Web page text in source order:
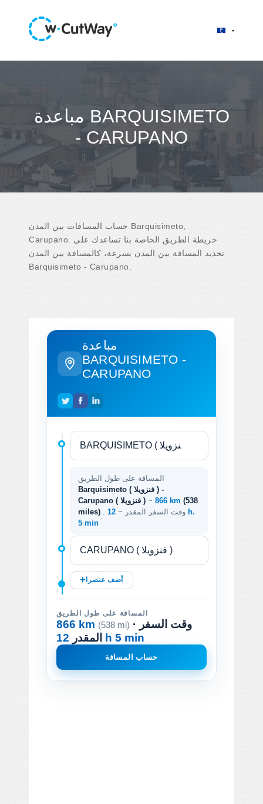
مباعدة BARQUISIMETO
- CARUPANO
حساب المسافات بين المدن Barquisimeto,
Carupano. خريطة الطريق الخاصة بنا تساعدك على
تحديد المسافة بين المدن بسرعة، كالمسافة بين المدن
Barquisimeto - Carupano.
مباعدة
BARQUISIMETO -
CARUPANO
المسافة على طول الطريق
Barquisimeto ( فنزويلا ) -
Carupano ( فنزويلا ) ~ 866 km (538
miles)
. وقت السفر المقدر ~ 12 h.
5 min
أضف عنصرا
المسافة على طول الطريق
866 km (538 mi) · وقت السفر
المقدر 12 h 5 min
حساب المسافة